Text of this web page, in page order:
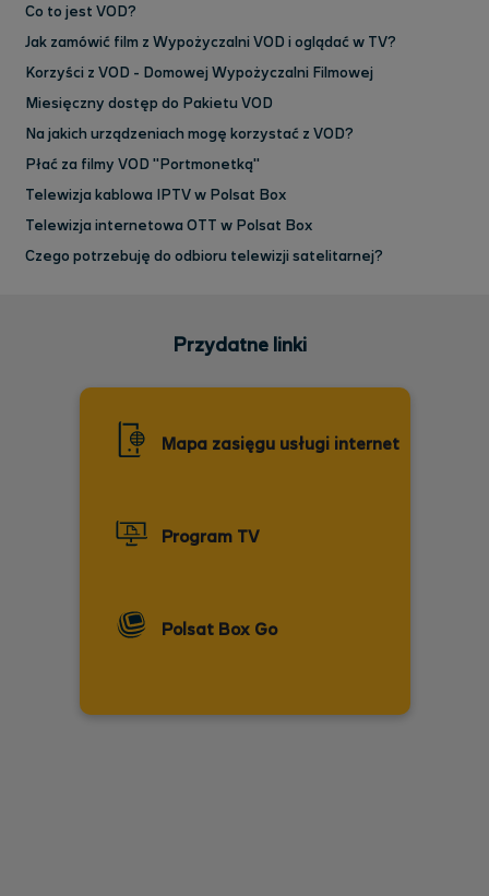
Co to jest VOD?
Jak zamówić film z Wypożyczalni VOD i oglądać w TV?
Korzyści z VOD - Domowej Wypożyczalni Filmowej
Miesięczny dostęp do Pakietu VOD
Na jakich urządzeniach mogę korzystać z VOD?
Płać za filmy VOD "Portmonetką"
Telewizja kablowa IPTV w Polsat Box
Telewizja internetowa OTT w Polsat Box
Czego potrzebuję do odbioru telewizji satelitarnej?
Przydatne linki
Mapa zasięgu usługi internet
Program TV
Polsat Box Go